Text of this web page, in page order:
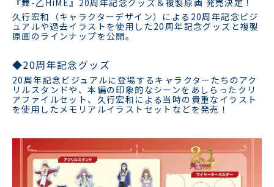
久行宏和（キャラクターデザイン）による20周年記念ビジ
ュアルや過去イラストを使用した20周年記念グッズと複製
原画のラインナップを公開。
◆20周年記念グッズ
20周年記念ビジュアルに登場するキャラクターたちのアク
リルスタンドや、本編の印象的なシーンをあしらったクリ
アファイルセット、久行宏和による当時の貴重なイラスト
を使用したメモリアルイラストセットなどを発売！